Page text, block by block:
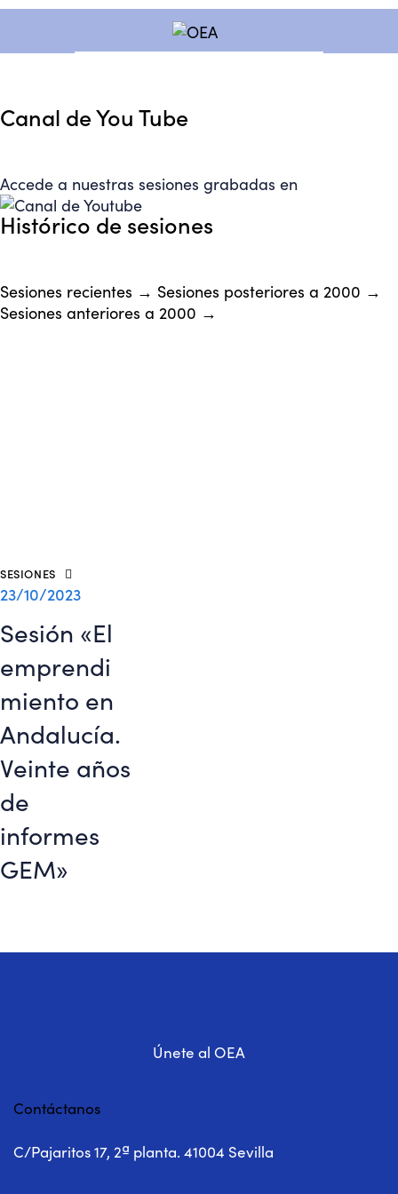
Canal de You Tube
Accede a nuestras sesiones grabadas en
Histórico de sesiones
Sesiones recientes → Sesiones posteriores a 2000 →
Sesiones anteriores a 2000 →
SESIONES
23/10/2023
Sesión «El
emprendi
miento en
Andalucía.
Veinte años
de
informes
GEM»
Únete al OEA
Contáctanos
C/Pajaritos 17, 2ª planta. 41004 Sevilla